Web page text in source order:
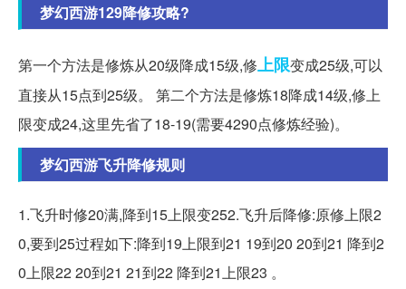
梦幻西游129降修攻略?
第一个方法是修炼从20级降成15级,修上限变成25级,可以
直接从15点到25级。 第二个方法是修炼18降成14级,修上
限变成24,这里先省了18-19(需要4290点修炼经验)。
梦幻西游飞升降修规则
1.飞升时修20满,降到15上限变252.飞升后降修:原修上限2
0,要到25过程如下:降到19上限到21 19到20 20到21 降到2
0上限22 20到21 21到22 降到21上限23 。